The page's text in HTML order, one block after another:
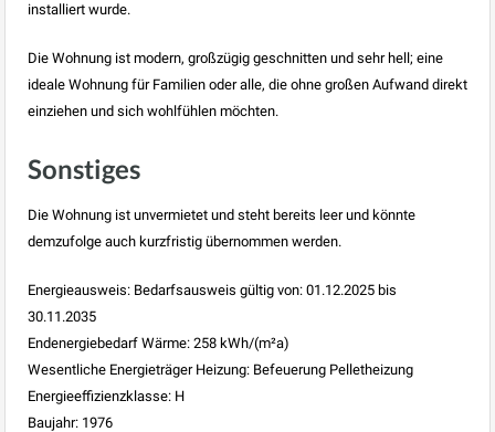
installiert wurde.
Die Wohnung ist modern, großzügig geschnitten und sehr hell; eine
ideale Wohnung für Familien oder alle, die ohne großen Aufwand direkt
einziehen und sich wohlfühlen möchten.
Sonstiges
Die Wohnung ist unvermietet und steht bereits leer und könnte
demzufolge auch kurzfristig übernommen werden.
Energieausweis: Bedarfsausweis gültig von: 01.12.2025 bis
30.11.2035
Endenergiebedarf Wärme: 258 kWh/(m²a)
Wesentliche Energieträger Heizung: Befeuerung Pelletheizung
Energieeffizienzklasse: H
Baujahr: 1976